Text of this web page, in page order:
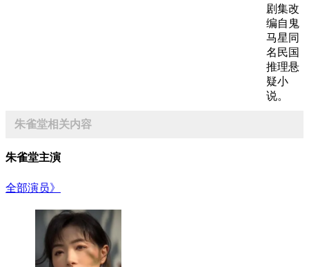
剧集改
编自鬼
马星同
名民国
推理悬
疑小
说。
朱雀堂相关内容
朱雀堂主演
全部演员》